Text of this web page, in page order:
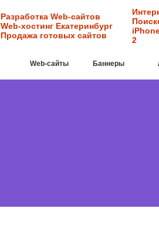
Разработка Web-сайтов
Web-хостинг Екатеринбург
Продажа готовых сайтов
2
Web-cайты Баннеры